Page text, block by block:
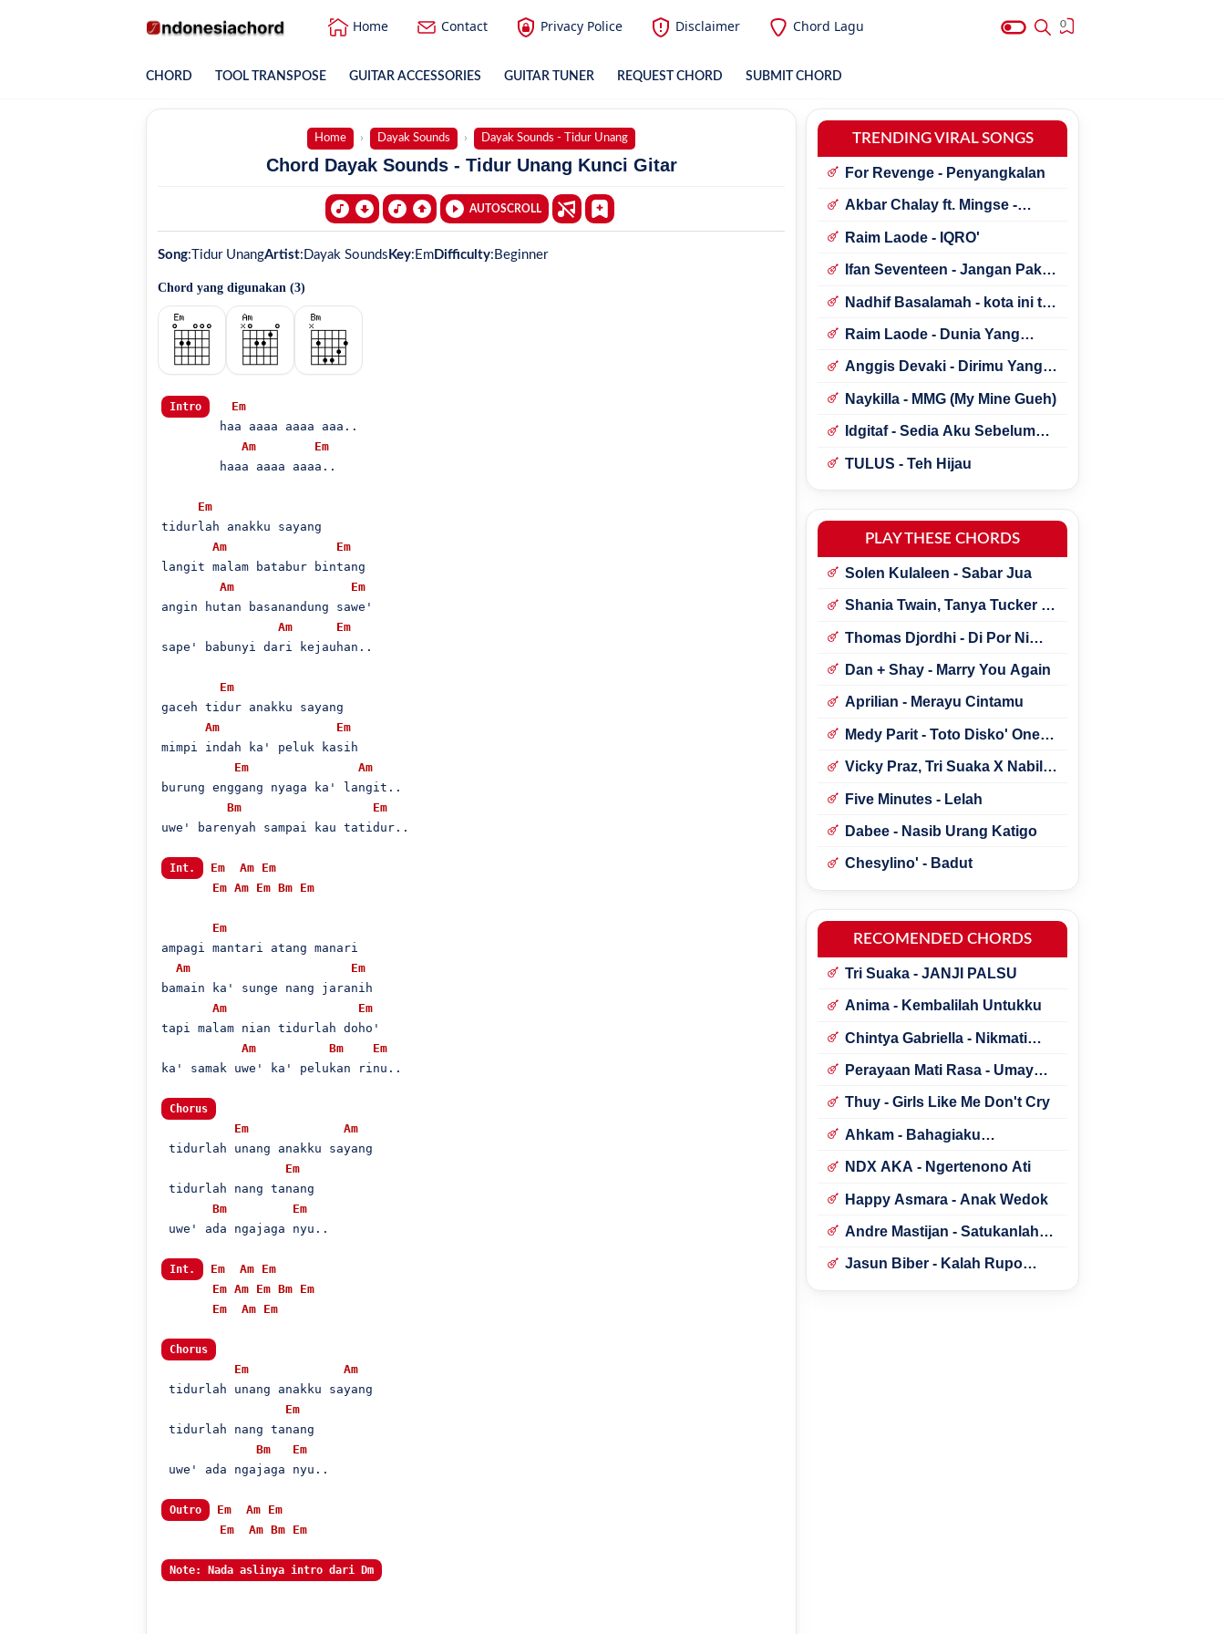
Home Contact Privacy Police Disclaimer Chord Lagu 0
CHORD TOOL TRANSPOSE GUITAR ACCESSORIES GUITAR TUNER REQUEST CHORD SUBMIT CHORD
Home Dayak Sounds Dayak Sounds - Tidur Unang
Chord Dayak Sounds - Tidur Unang Kunci Gitar
AUTOSCROLL
Song: Tidur UnangArtist: Dayak Sounds Key: Em Difficulty: Beginner
Chord yang digunakan (3)
Intro
Em
        haa aaaa aaaa aaa..
Am
Em
        haaa aaaa aaaa..
Em
tidurlah anakku sayang
Am
Em
langit malam batabur bintang
Am
Em
angin hutan basanandung sawe'
Am
Em
sape' babunyi dari kejauhan..
Em
gaceh tidur anakku sayang
Am
Em
mimpi indah ka' peluk kasih
Em
Am
burung enggang nyaga ka' langit..
Bm
Em
uwe' barenyah sampai kau tatidur..
Int. Em Am Em
Em Am Em Bm Em
Em
ampagi mantari atang manari
Am
Em
bamain ka' sunge nang jaranih
Am
Em
tapi malam nian tidurlah doho'
Am
Bm
Em
ka' samak uwe' ka' pelukan rinu..
Chorus
Em
Am
tidurlah unang anakku sayang
Em
tidurlah nang tanang
Bm
Em
uwe' ada ngajaga nyu..
Int. Em Am Em
Em Am Em Bm Em
Em
Am Em
Chorus
Em
Am
tidurlah unang anakku sayang
Em
tidurlah nang tanang
Bm
Em
uwe' ada ngajaga nyu..
Outro Em Am Em
Em
Am Bm Em
Note: Nada aslinya intro dari Dm
TRENDING VIRAL SONGS
For Revenge - Penyangkalan
Akbar Chalay ft. Mingse -
Raim Laode - IQRO'
Ifan Seventeen - Jangan Paksa
Nadhif Basalamah - kota ini tak
Raim Laode - Dunia Yang
Anggis Devaki - Dirimu Yang
Naykilla - MMG (My Mine Gueh)
Idgitaf - Sedia Aku Sebelum
TULUS - Teh Hijau
PLAY THESE CHORDS
Solen Kulaleen - Sabar Jua
Shania Twain, Tanya Tucker -
Thomas Djordhi - Di Por Ni
Dan + Shay - Marry You Again
Aprilian - Merayu Cintamu
Medy Parit - Toto Disko' One
Vicky Praz, Tri Suaka X Nabila
Five Minutes - Lelah
Dabee - Nasib Urang Katigo
Chesylino' - Badut
RECOMENDED CHORDS
Tri Suaka - JANJI PALSU
Anima - Kembalilah Untukku
Chintya Gabriella - Nikmati
Perayaan Mati Rasa - Umay
Thuy - Girls Like Me Don't Cry
Ahkam - Bahagiaku
NDX AKA - Ngertenono Ati
Happy Asmara - Anak Wedok
Andre Mastijan - Satukanlah
Jasun Biber - Kalah Rupo